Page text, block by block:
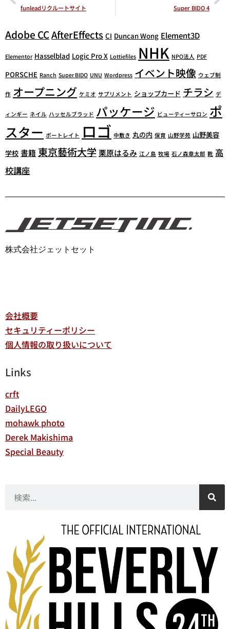
funleadリクルートサイト Super BIDO 4
Adobe CCAfterEffects CI Duncan Wong Element3D
Elementor Hasselblad Logic Pro X Lottiefiles NHK NPO法人 PDF
PORSCHE Ranch Super BIDO UNU Wordpress イベント映像 ウェブ制
作 オープニング ケミオ サプリメント ショップカード チラシ デ
ィンギー ネイル ハッセルブラッド パッケージ ビューティーサロン ポ
スター ポートレイト ロゴ 中敷き 丸の内 保育 山野学苑 山野美容
学校 書籍 東京藝術大学栗原はるみ 江ノ島 牧場 石ノ森章太郎 靴 高
校講座
株式会社ジェットセット
会社概要
セキュリティーポリシー
個人情報の取り扱いについて
Links
crft
DailyLEGO
mohawk photo
Derek Makishima
Special Beauty